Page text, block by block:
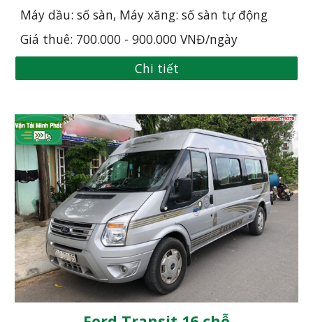
Máy dầu: số sàn, Máy xăng: số sàn tự động
Giá thuê: 700.000 - 900.000 VNĐ/ngày
Chi tiết